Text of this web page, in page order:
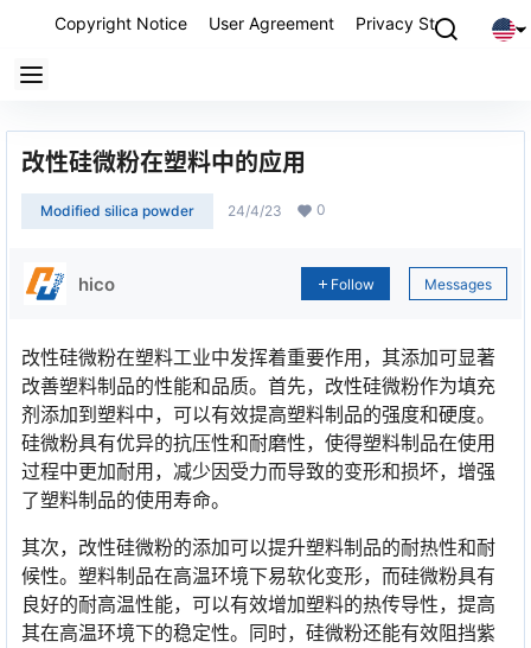
Copyright Notice User Agreement Privacy Statement
改性硅微粉在塑料中的应用
Modified silica powder 24/4/23 0
hico Follow Messages
改性硅微粉在塑料工业中发挥着重要作用，其添加可显著
改善塑料制品的性能和品质。首先，改性硅微粉作为填充
剂添加到塑料中，可以有效提高塑料制品的强度和硬度。
硅微粉具有优异的抗压性和耐磨性，使得塑料制品在使用
过程中更加耐用，减少因受力而导致的变形和损坏，增强
了塑料制品的使用寿命。
其次，改性硅微粉的添加可以提升塑料制品的耐热性和耐
候性。塑料制品在高温环境下易软化变形，而硅微粉具有
良好的耐高温性能，可以有效增加塑料的热传导性，提高
其在高温环境下的稳定性。同时，硅微粉还能有效阻挡紫